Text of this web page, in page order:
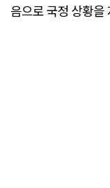
음으로 국정 상황을